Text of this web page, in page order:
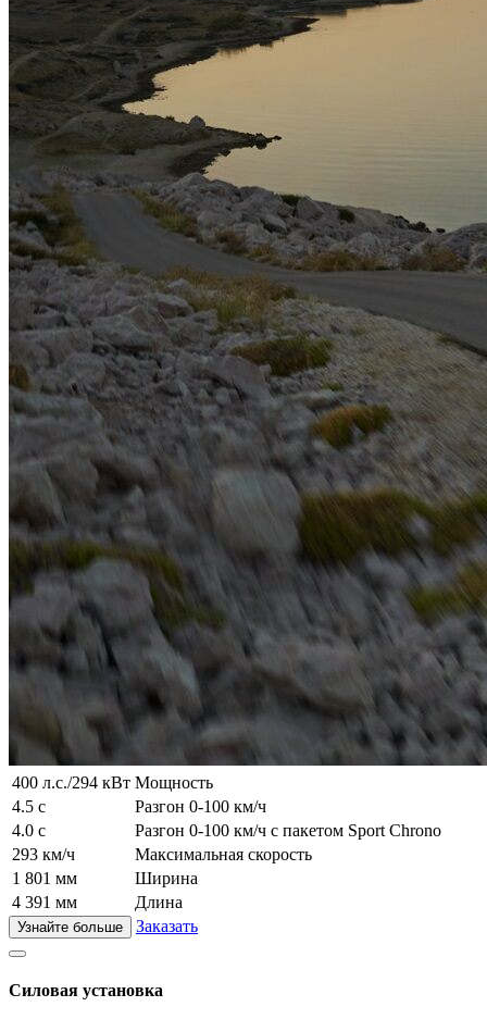
400 л.с./294 кВт Мощность
4.5 с
Разгон 0-100 км/ч
4.0 с
Разгон 0-100 км/ч с пакетом Sport Chrono
293 км/ч
Максимальная скорость
1 801 мм
Ширина
4 391 мм
Длина
Узнайте больше Заказать
Силовая установка